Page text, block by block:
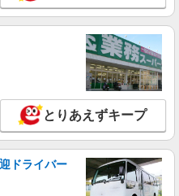
とりあえずキープ
ドライバー